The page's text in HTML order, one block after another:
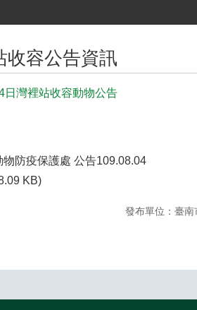
收容公告資訊
日灣裡站收容動物公告
物防疫保護處 公告109.08.04
KB)
發布單位：臺南